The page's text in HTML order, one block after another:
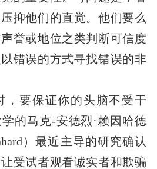
抑他们的直觉。他们要么
誉或地位之类判断可信度
错误的方式寻找错误的非
，要保证你的头脑不受干
的马克-安德烈·赖因哈德
）最近主导的研究确认
受试者观看诚实者和欺骗